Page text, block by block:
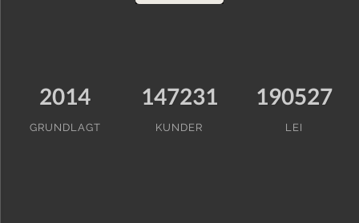
2014
GRUNDLAGT
147231
KUNDER
190527
LEI